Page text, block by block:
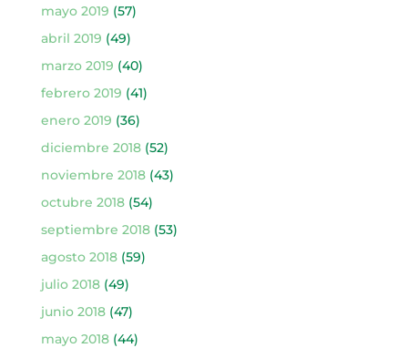
mayo 2019 (57)
abril 2019 (49)
marzo 2019 (40)
febrero 2019 (41)
enero 2019 (36)
diciembre 2018(52)
noviembre 2018(43)
octubre 2018(54)
septiembre 2018(53)
agosto 2018(59)
julio 2018(49)
junio 2018(47)
mayo 2018(44)